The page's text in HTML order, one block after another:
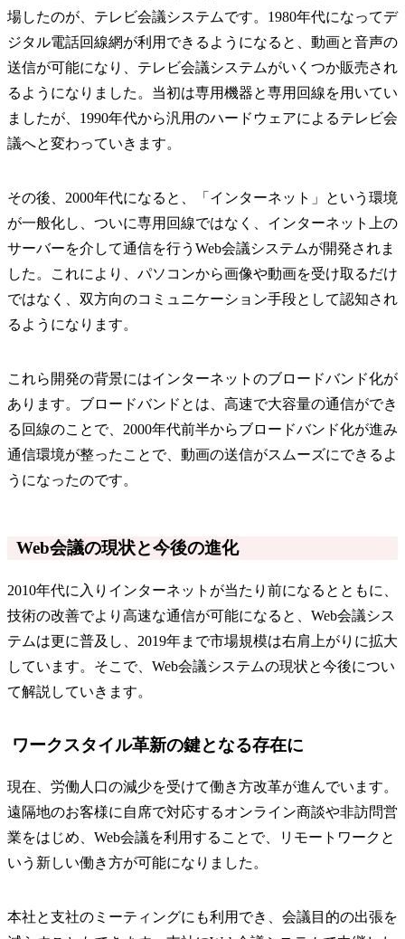
場したのが、テレビ会議システムです。1980年代になってデ
ジタル電話回線網が利用できるようになると、動画と音声の
送信が可能になり、テレビ会議システムがいくつか販売され
るようになりました。当初は専用機器と専用回線を用いてい
ましたが、1990年代から汎用のハードウェアによるテレビ会
議へと変わっていきます。
その後、2000年代になると、「インターネット」という環境
が一般化し、ついに専用回線ではなく、インターネット上の
サーバーを介して通信を行うWeb会議システムが開発されま
した。これにより、パソコンから画像や動画を受け取るだけ
ではなく、双方向のコミュニケーション手段として認知され
るようになります。
これら開発の背景にはインターネットのブロードバンド化が
あります。ブロードバンドとは、高速で大容量の通信ができ
る回線のことで、2000年代前半からブロードバンド化が進み
通信環境が整ったことで、動画の送信がスムーズにできるよ
うになったのです。
Web会議の現状と今後の進化
2010年代に入りインターネットが当たり前になるとともに、
技術の改善でより高速な通信が可能になると、Web会議シス
テムは更に普及し、2019年まで市場規模は右肩上がりに拡大
しています。そこで、Web会議システムの現状と今後につい
て解説していきます。
ワークスタイル革新の鍵となる存在に
現在、労働人口の減少を受けて働き方改革が進んでいます。
遠隔地のお客様に自席で対応するオンライン商談や非訪問営
業をはじめ、Web会議を利用することで、リモートワークと
いう新しい働き方が可能になりました。
本社と支社のミーティングにも利用でき、会議目的の出張を